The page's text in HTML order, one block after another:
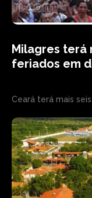
Milagres terá
feriados em
Ceará terá mais